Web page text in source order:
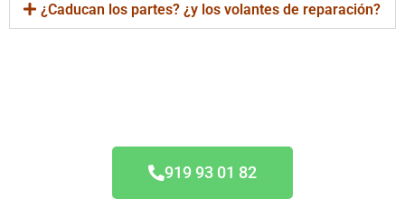
¿Caducan los partes? ¿y los volantes de reparación?
919 93 01 82